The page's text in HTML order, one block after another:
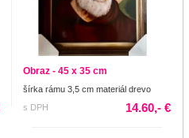
Obraz - 45 x 35 cm
šírka rámu 3,5 cm materiál drevo
s DPH
14.60,- €